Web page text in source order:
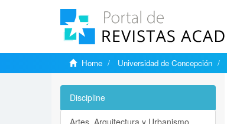
Home Universidad de Concepción
Discipline
Artes, Arquitectura y Urbanismo